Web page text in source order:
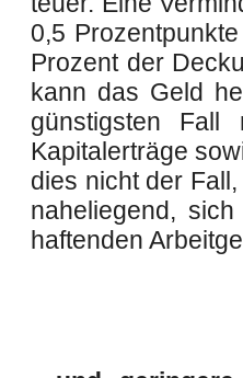
0,5
Prozent der
kann das Geld
günstigsten Fall
Kapitalerträge
dies nicht der
naheliegend,
haftenden